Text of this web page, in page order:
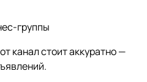
группы
канал стоит аккуратно —